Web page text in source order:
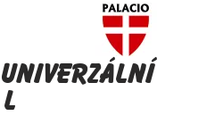
Univerzální